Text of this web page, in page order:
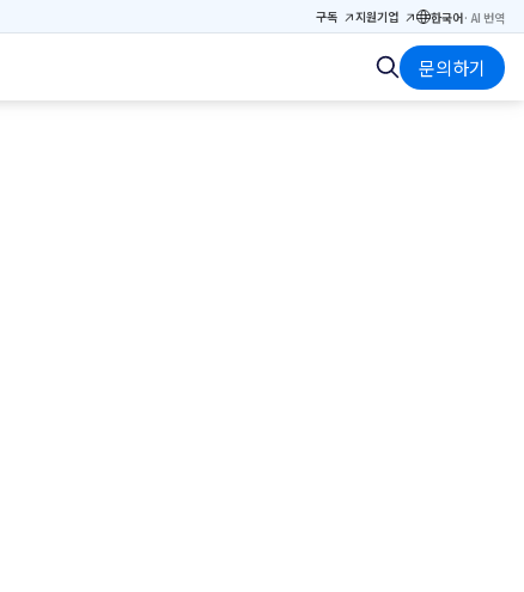
구독 지원기업 한국어· AI 번역
문의하기